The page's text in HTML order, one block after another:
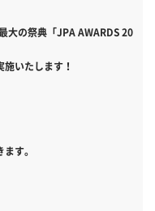
大の祭典「JPA AWARDS 20
いたします！
す。